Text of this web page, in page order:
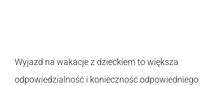
Wyjazd na wakacje z dzieckiem to większa
odpowiedzialność i konieczność odpowiedniego